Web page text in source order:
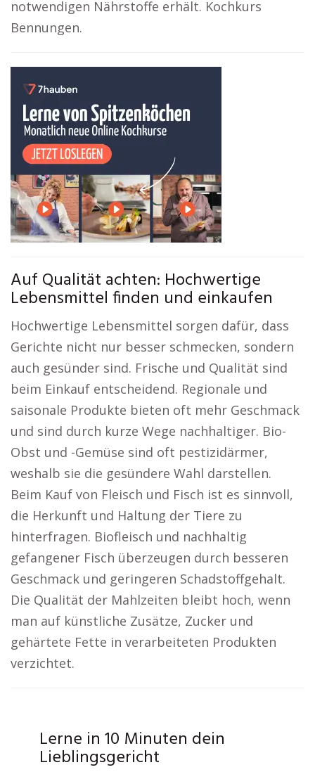
notwendigen Nährstoffe erhält. Kochkurs
Bennungen.
Auf Qualität achten: Hochwertige
Lebensmittel finden und einkaufen
Hochwertige Lebensmittel sorgen dafür, dass
Gerichte nicht nur besser schmecken, sondern
auch gesünder sind. Frische und Qualität sind
beim Einkauf entscheidend. Regionale und
saisonale Produkte bieten oft mehr Geschmack
und sind durch kurze Wege nachhaltiger. Bio-
Obst und -Gemüse sind oft pestizidärmer,
weshalb sie die gesündere Wahl darstellen.
Beim Kauf von Fleisch und Fisch ist es sinnvoll,
die Herkunft und Haltung der Tiere zu
hinterfragen. Biofleisch und nachhaltig
gefangener Fisch überzeugen durch besseren
Geschmack und geringeren Schadstoffgehalt.
Die Qualität der Mahlzeiten bleibt hoch, wenn
man auf künstliche Zusätze, Zucker und
gehärtete Fette in verarbeiteten Produkten
verzichtet.
Lerne in 10 Minuten dein
Lieblingsgericht